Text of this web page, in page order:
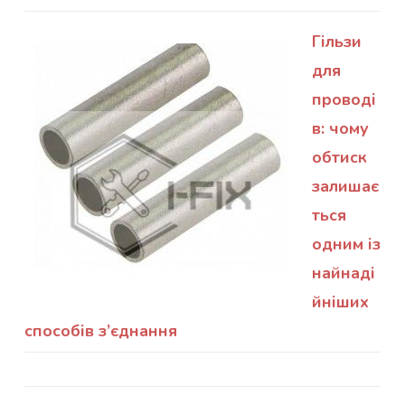
Гільзи
для
проводі
в: чому
обтиск
залишає
ться
одним із
найнаді
йніших
способів з’єднання